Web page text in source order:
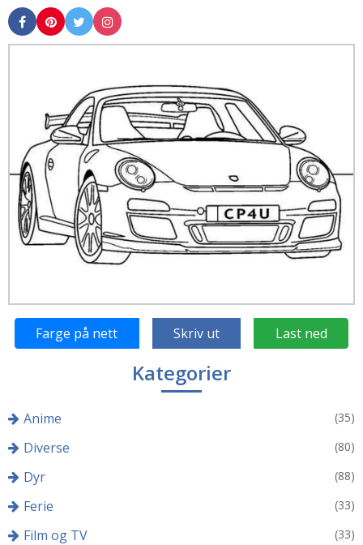
Farge på nett Skriv ut Last ned
Kategorier
Anime (35)
Diverse (80)
Dyr (88)
Ferie (33)
Film og TV (33)